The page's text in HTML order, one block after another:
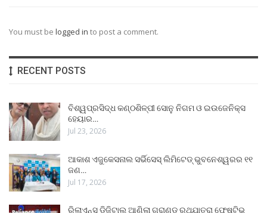
You must be logged in to post a comment.
RECENT POSTS
ବିଶ୍ୱପ୍ରସିଦ୍ଧ କଣ୍ଠଶିଳ୍ପୀ ସୋନୁ ନିଗମ ଓ ଇଉଜେନିକ୍ସ
ହେୟାର…
Jul 23, 2026
ଆକାଶ ଏଜୁକେସନାଲ ସର୍ଭିସେସ୍ ଲିମିଟେଡ୍ ଭୁବନେଶ୍ୱରର ୧୧
ଜଣ…
Jul 17, 2026
ରିଲାଏନ୍ସ ଡିଜିଟାଲ୍ ଆଣିଲା ଗ୍ରାଣ୍ଡ ରଥଯାତ୍ରା ଫେଷ୍ଟିଭ୍